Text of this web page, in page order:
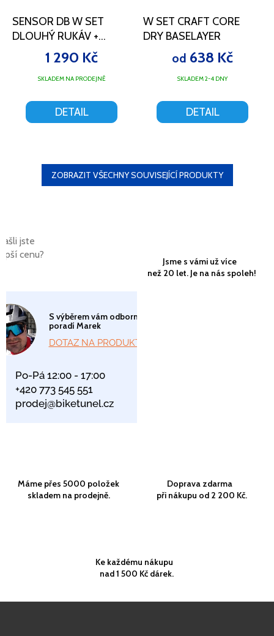
jste
cenu?
S výběrem vám odborně
poradí Marek
DOTAZ NA PRODUKT
Po-Pá 12:00 - 17:00
+420 773 545 551
prodej@biketunel.cz
Jsme s vámi už více
než 20 let. Je na nás spoleh!
Máme přes 5000 položek
skladem na prodejně.
Doprava zdarma
při nákupu od 2 200 Kč.
Ke každému nákupu
nad 1 500 Kč dárek.
SENSOR DB W SET
DLOUHÝ RUKÁV +
NOHAVICE ČERNÁ
SKLADEM NA PRODEJNĚ
1 290 Kč
DETAIL
W SET CRAFT CORE
DRY BASELAYER
SKLADEM 2-4 DNY
od 638 Kč
DETAIL
ZOBRAZIT VŠECHNY SOUVISEJÍCÍ PRODUKTY